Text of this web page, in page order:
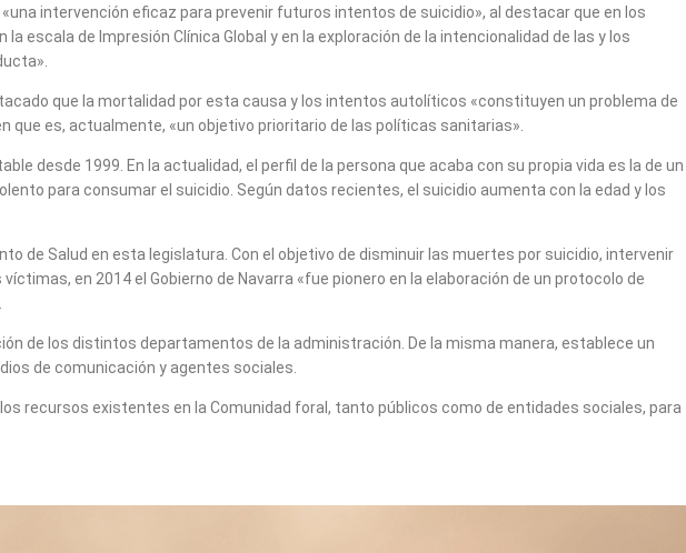
intervención eficaz para prevenir futuros intentos de suicidio», al destacar que en los
de Impresión Clínica Global y en la exploración de la intencionalidad de las y los
que la mortalidad por esta causa y los intentos autolíticos «constituyen un problema de
que es, actualmente, «un objetivo prioritario de las políticas sanitarias».
desde 1999. En la actualidad, el perfil de la persona que acaba con su propia vida es la de un
para consumar el suicidio. Según datos recientes, el suicidio aumenta con la edad y los
de Salud en esta legislatura. Con el objetivo de disminuir las muertes por suicidio, intervenir
en 2014 el Gobierno de Navarra «fue pionero en la elaboración de un protocolo de
de los distintos departamentos de la administración. De la misma manera, establece un
de comunicación y agentes sociales.
recursos existentes en la Comunidad foral, tanto públicos como de entidades sociales, para